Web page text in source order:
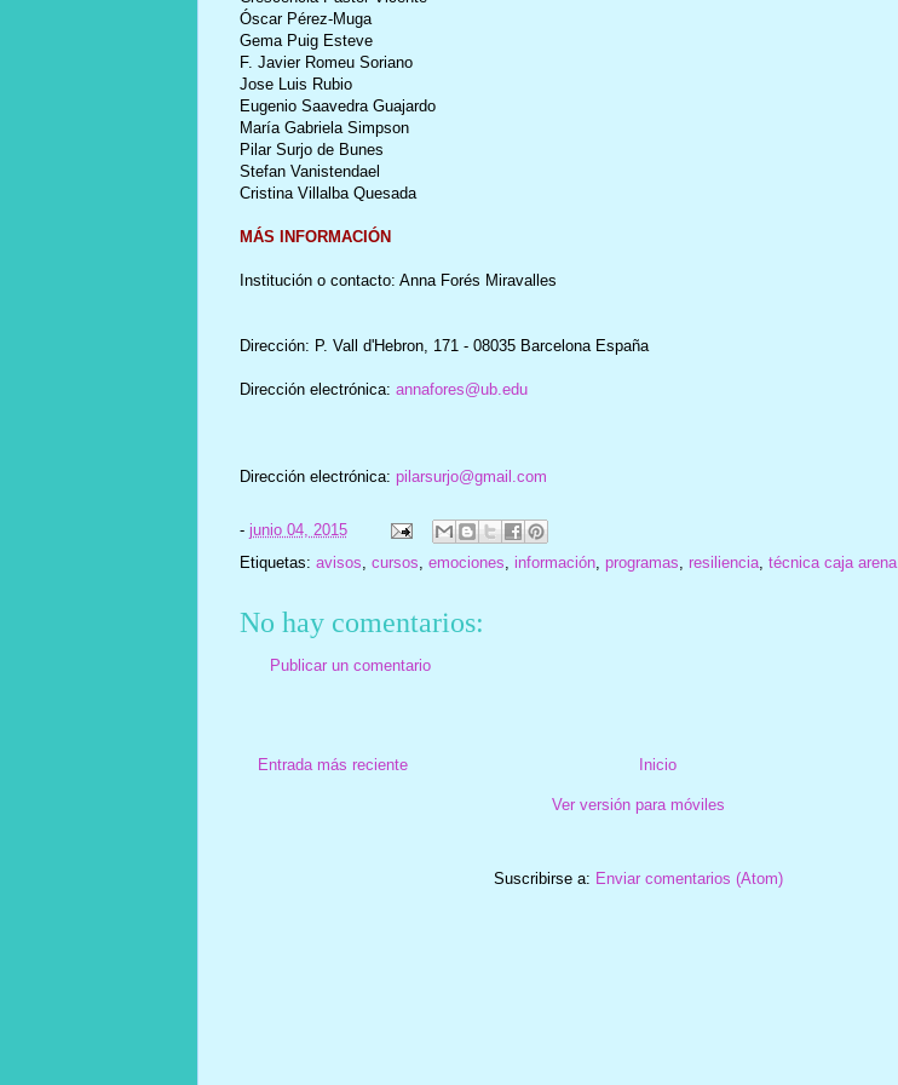
Óscar Pérez-Muga
Gema Puig Esteve
F. Javier Romeu Soriano
Jose Luis Rubio
Eugenio Saavedra Guajardo
María Gabriela Simpson
Pilar Surjo de Bunes
Stefan Vanistendael
Cristina Villalba Quesada
MÁS INFORMACIÓN
Institución o contacto: Anna Forés Miravalles
Dirección: P. Vall d'Hebron, 171 - 08035 Barcelona España
Dirección electrónica: annafores@ub.edu
Dirección electrónica: pilarsurjo@gmail.com
- junio 04, 2015
Etiquetas: avisos cursos emociones información, programas resiliencia, técnica caja arena
No hay comentarios:
Publicar un comentario
Entrada más reciente Inicio
Ver versión para móviles
Suscribirse a: Enviar comentarios (Atom)